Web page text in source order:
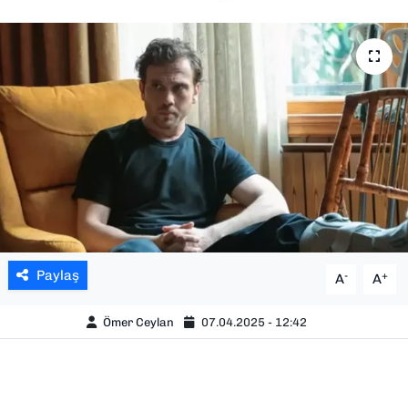
Paylaş A- A+
Ömer Ceylan 07.04.2025 - 12:42
TEKNOLOJİ
YAŞAM
YEREL YÖNETİMLER